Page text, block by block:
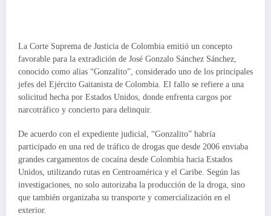
La Corte Suprema de Justicia de Colombia emitió un concepto
favorable para la extradición de José Gonzalo Sánchez Sánchez,
conocido como alias “Gonzalito”, considerado uno de los principales
jefes del Ejército Gaitanista de Colombia. El fallo se refiere a una
solicitud hecha por Estados Unidos, donde enfrenta cargos por
narcotráfico y concierto para delinquir.
De acuerdo con el expediente judicial, “Gonzalito” habría
participado en una red de tráfico de drogas que desde 2006 enviaba
grandes cargamentos de cocaína desde Colombia hacia Estados
Unidos, utilizando rutas en Centroamérica y el Caribe. Según las
investigaciones, no solo autorizaba la producción de la droga, sino
que también organizaba su transporte y comercialización en el
exterior.